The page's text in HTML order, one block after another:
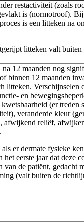
restactiviteit (zoals
is (normotroof).
is een litteken na
litteken valt buiten
12 maanden nog
binnen 12 maanden
litteken. Verschijnselen
en
(er treden
veranderde kleur
afwijkend reliëf,
er dermate fysieke
het eerste jaar dat deze
van de patiënt, gedacht
(valt buiten de